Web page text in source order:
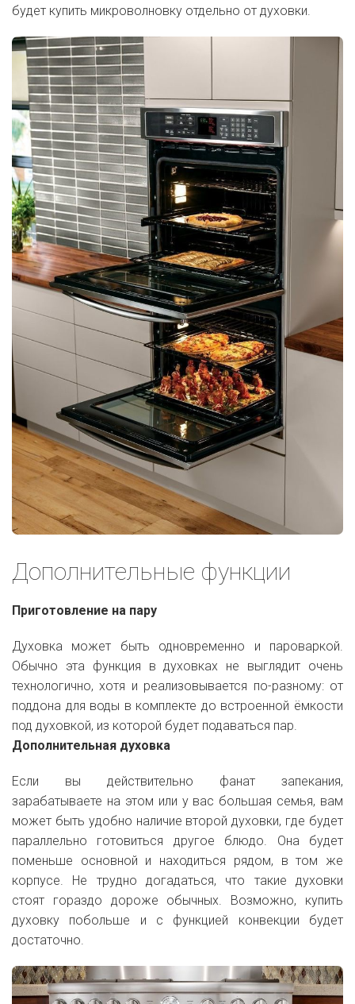
будет купить микроволновку отдельно от духовки.
Дополнительные функции
Приготовление на пару
Духовка может быть одновременно и пароваркой.
Обычно эта функция в духовках не выглядит очень
технологично, хотя и реализовывается по-разному: от
поддона для воды в комплекте до встроенной ёмкости
под духовкой, из которой будет подаваться пар.
Дополнительная духовка
Если вы действительно фанат запекания,
зарабатываете на этом или у вас большая семья, вам
может быть удобно наличие второй духовки, где будет
параллельно готовиться другое блюдо. Она будет
поменьше основной и находиться рядом, в том же
корпусе. Не трудно догадаться, что такие духовки
стоят гораздо дороже обычных. Возможно, купить
духовку побольше и с функцией конвекции будет
достаточно.